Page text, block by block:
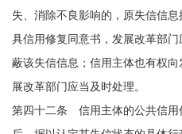
失、消除不良影响的，原失信信
具信用修复同意书，发展改革部
蔽该失信信息；信用主体也有权
展改革部门应当及时处理。
第四十二条 信用主体的公共信用